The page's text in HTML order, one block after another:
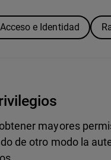
e Identidad
mayores
de otro modo la